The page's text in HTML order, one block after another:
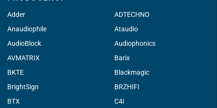
Adder
ADTECHNO
Anaudiophile
Ataudio
AudioBlock
Audiophonics
AVMATRIX
Barix
BKTE
Blackmagic
BrightSign
BRZHIFI
BTX
C4i